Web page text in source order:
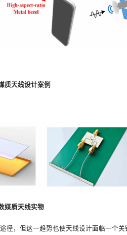
质天线设计案例
媒质天线实物
径，但这一趋势也使天线设计面临一个